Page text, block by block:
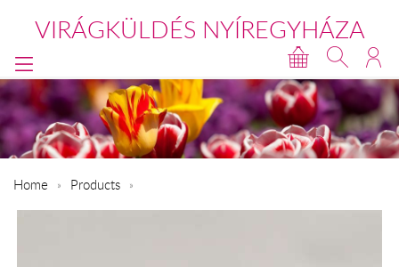
VIRÁGKÜLDÉS NYÍREGYHÁZA
Home Products